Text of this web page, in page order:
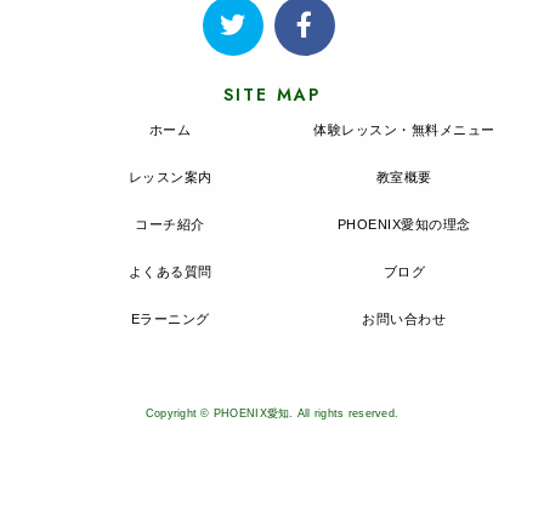
SITE MAP
ホーム
レッスン案内
コーチ紹介
よくある質問
Eラーニング
体験レッスン・無料メニュー
教室概要
PHOENIX愛知の理念
ブログ
お問い合わせ
Copyright © PHOENIX愛知. All rights reserved.